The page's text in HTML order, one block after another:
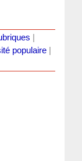
populaire